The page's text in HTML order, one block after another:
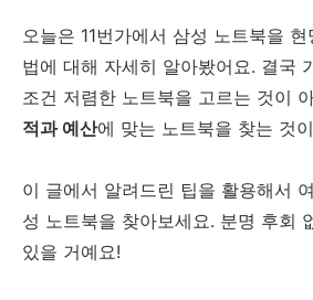
오늘은 11번가에서 삼성 노트북을
법에 대해 자세히 알아봤어요. 결국
조건 저렴한 노트북을 고르는 것이
적과 예산에 맞는 노트북을 찾는 것
이 글에서 알려드린 팁을 활용해서
성 노트북을 찾아보세요. 분명 후회
있을 거예요!